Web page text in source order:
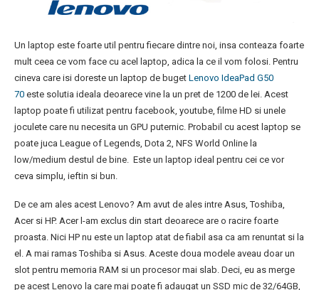
Un laptop este foarte util pentru fiecare dintre noi, insa conteaza foarte
mult ceea ce vom face cu acel laptop, adica la ce il vom folosi. Pentru
cineva care isi doreste un laptop de buget Lenovo IdeaPad G50
70 este solutia ideala deoarece vine la un pret de 1200 de lei. Acest
laptop poate fi utilizat pentru facebook, youtube, filme HD si unele
joculete care nu necesita un GPU puternic. Probabil cu acest laptop se
poate juca League of Legends, Dota 2, NFS World Online la
low/medium destul de bine. Este un laptop ideal pentru cei ce vor
ceva simplu, ieftin si bun.
De ce am ales acest Lenovo? Am avut de ales intre Asus, Toshiba,
Acer si HP. Acer l-am exclus din start deoarece are o racire foarte
proasta. Nici HP nu este un laptop atat de fiabil asa ca am renuntat si la
el. A mai ramas Toshiba si Asus. Aceste doua modele aveau doar un
slot pentru memoria RAM si un procesor mai slab. Deci, eu as merge
pe acest Lenovo la care mai poate fi adaugat un SSD mic de 32/64GB,